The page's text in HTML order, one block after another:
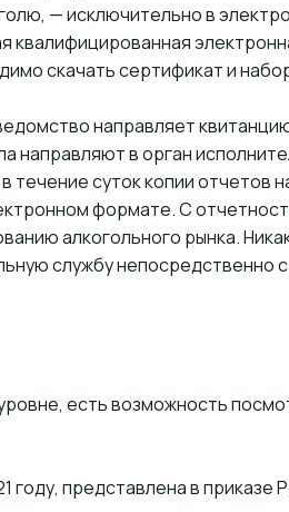
— исключительно в
квалифицированная
скачать сертификат и
направляет
в орган
суток копии отчетов
формате. С
алкогольного рынка.
службу непосредственно
есть возможность
представлена в